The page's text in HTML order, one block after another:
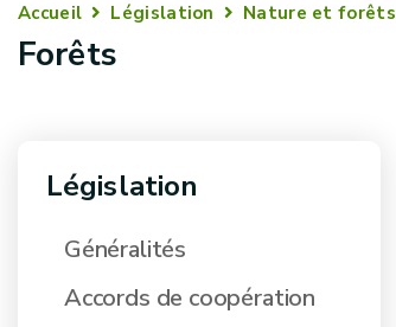
Accueil Législation Nature et forêts
Forêts
Législation
Généralités
Accords de coopération